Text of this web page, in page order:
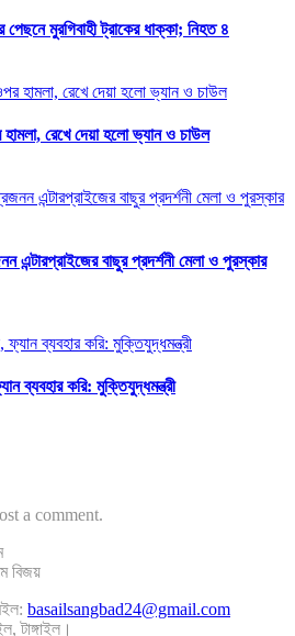
পেছনে মুরগিবাহী ট্রাকের ধাক্কা; নিহত ৪
রেখে দেয়া হলো ভ্যান ও চাউল
এন্টারপ্রাইজের বাছুর প্রদর্শনী মেলা ও পুরস্কার
ব্যবহার করি: মুক্তিযুদ্ধমন্ত্রী
a comment.
বিজয়
basailsangbad24@gmail.com
টাঙ্গাইল।